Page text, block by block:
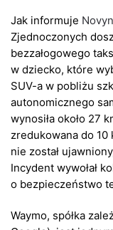
Jak informuje
Zjednoczonych
bezzałogowego
w dziecko, które
SUV-a w pobliżu
autonomicznego
wynosiła około 27
zredukowana do
nie został
Incydent wywołał
o bezpieczeństwo
Waymo, spółka